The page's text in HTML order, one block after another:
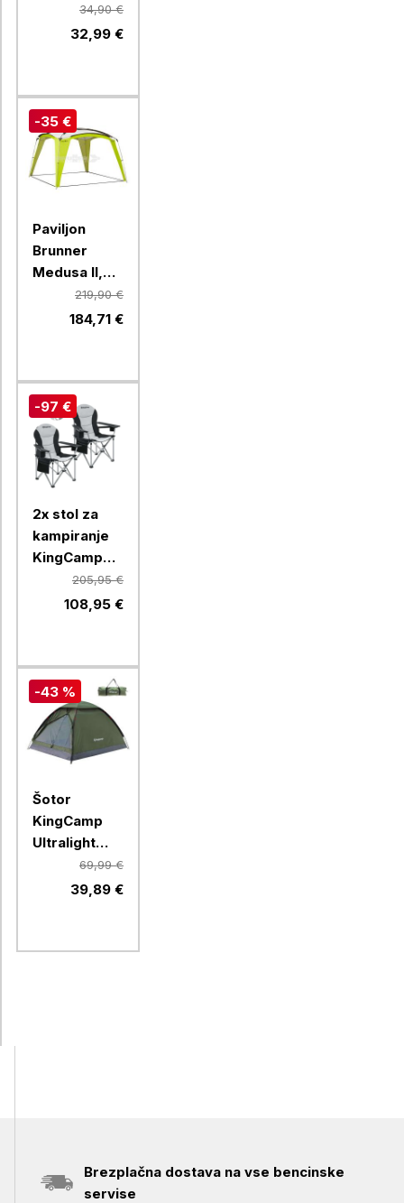
Brunner
ACTION KIDS
34,90 €
32,99 €
-35 €
Paviljon
Brunner
Medusa II,
0102034NC30,
300 x 300
219,90 €
184,71 €
-97 €
2x stol za
kampiranje
KingCamp
Simpsons
KC2008,
205,95 €
108,95 €
-43 %
Šotor
KingCamp
Ultralight
Mondome II,
KT2427,
69,99 €
39,89 €
Brezplačna dostava na vse bencinske
servise